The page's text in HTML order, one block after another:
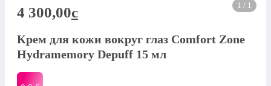
1 / 1
4 300,00c
Крем для кожи вокруг глаз Comfort Zone
Hydramemory Depuff 15 мл